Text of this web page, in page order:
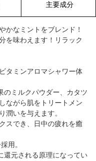
主要成分
かなミントをブレンド！
を味わえます！リラック
タミンアロマシャワー体
のミルクパウダー、カタツ
ながら肌をトリートメン
潤いを与えます。
スでき、日中の疲れを癒
用。
還元される原理になってい